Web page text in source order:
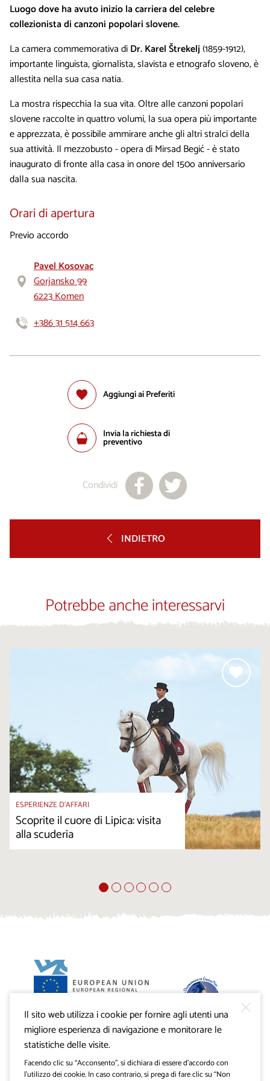
Luogo dove ha avuto inizio la carriera del celebre
collezionista di canzoni popolari slovene.
La camera commemorativa diDr. Karel Štrekelj(1859-1912),
importante linguista, giornalista, slavista e etnografo sloveno, è
allestita nella sua casa natia.
La mostra rispecchia la sua vita. Oltre alle canzoni popolari
slovene raccolte in quattro volumi, la sua opera più importante
e apprezzata, è possibile ammirare anche gli altri stralci della
sua attività. Il mezzobusto - opera di Mirsad Begić - è stato
inaugurato di fronte alla casa in onore del 150o anniversario
dalla sua nascita.
Orari di apertura
Previo accordo
Pavel Kosovac
Gorjansko 99
6223 Komen
+386 31 514 663
Aggiungi ai Preferiti
Invia la richiesta di
preventivo
Condividi
INDIETRO
Potrebbe anche interessarvi
ESPERIENZE D’AFFARI
Scoprite il cuore di Lipica: visita
alla scuderia
Progetto VisitKras. L’investimento è cofinanziato dalla
Repubblica di Slovenia e dal Fondo europeo di sviluppo
regionale dell’Unione Europea.
Il sito web utilizza i cookie per fornire agli utenti una
migliore esperienza di navigazione e monitorare le
statistiche delle visite.
Facendo clic su “Acconsento”, si dichiara di essere d’accordo con
l’utilizzo dei cookie. In caso contrario, si prega di fare clic su “Non